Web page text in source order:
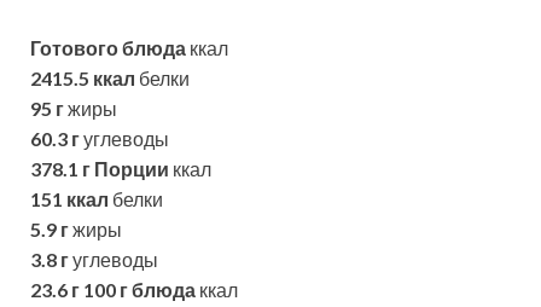
Готового блюда ккал
2415.5 ккал белки
95 гжиры
60.3 гуглеводы
378.1 г Порции ккал
151 ккал белки
5.9 гжиры
3.8 гуглеводы
23.6 г 100 г блюда ккал